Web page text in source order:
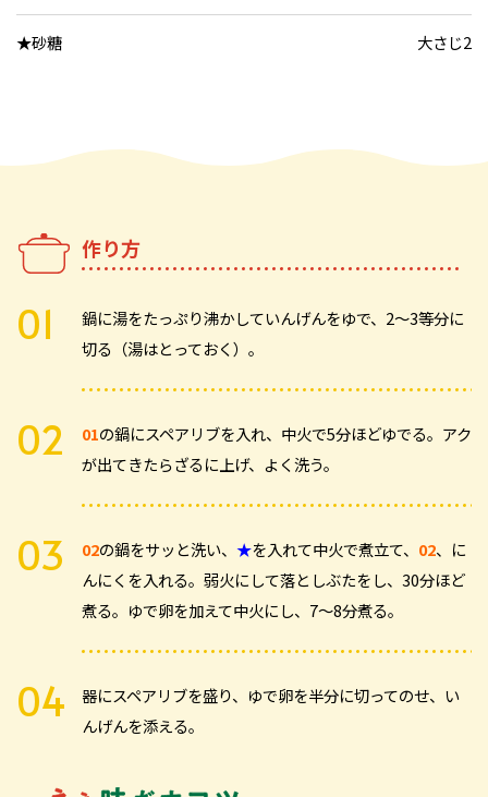
★砂糖 大さじ2
作り方
鍋に湯をたっぷり沸かしていんげんをゆで、2～3等分に
切る（湯はとっておく）。
01の鍋にスペアリブを入れ、中火で5分ほどゆでる。アク
が出てきたらざるに上げ、よく洗う。
02の鍋をサッと洗い、 ★を入れて中火で煮立て、 02、に
んにくを入れる。弱火にして落としぶたをし、30分ほど
煮る。ゆで卵を加えて中火にし、7～8分煮る。
器にスペアリブを盛り、ゆで卵を半分に切ってのせ、い
んげんを添える。